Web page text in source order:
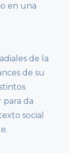
en una
de la
de su
para da
social